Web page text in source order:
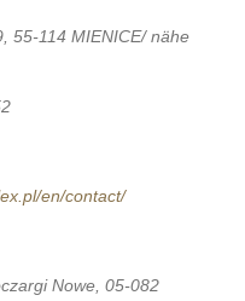
55-114 MIENICE/ nähe
en/contact/
Nowe, 05-082